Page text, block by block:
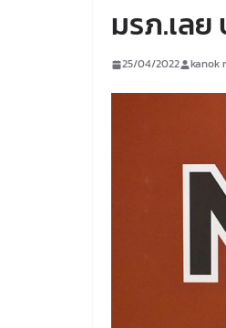
มรภ.เลย
25/04/2022 kanok